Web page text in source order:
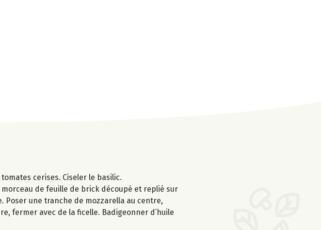
cerises. Ciseler le basilic.
de feuille de brick découpé et replié sur
Poser une tranche de mozzarella au centre,
fermer avec de la ficelle. Badigeonner d’huile